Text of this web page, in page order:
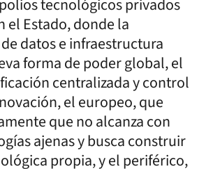
tecnológicos privados
el Estado, donde la
datos e infraestructura
forma de poder global, el
centralizada y control
el europeo, que
que no alcanza con
ajenas y busca construir
propia, y el periférico,